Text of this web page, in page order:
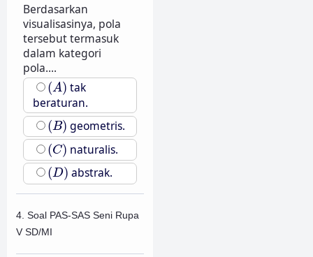
Berdasarkan
visualisasinya, pola
tersebut termasuk
dalam kategori
pola....
(A)
(A) tak
beraturan.
(B)
(B) geometris.
(C)
(C) naturalis.
(D)
(D) abstrak.
4. Soal PAS-SAS Seni Rupa
V SD/MI